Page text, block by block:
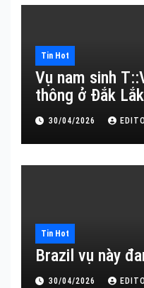
Tin Hot
Vụ nam sinh
thông ở Đắk Lắk
30/04/2026
Tin Hot
Brazil vụ này
30/04/2026